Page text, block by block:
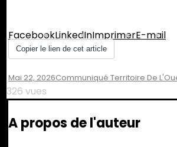
FacebookLinkedInImprimerE-mail
Copier le lien de cet article
Mai 22, 2026Communiqué Territoire De
326 vues
A propos de l'auteur